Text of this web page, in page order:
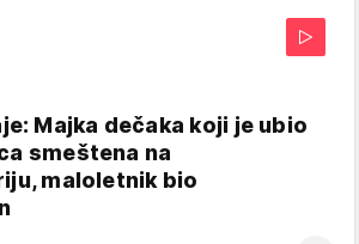
Majka dečaka koji je ubio
smeštena na
maloletnik bio